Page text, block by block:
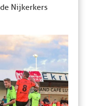
Nijkerkers